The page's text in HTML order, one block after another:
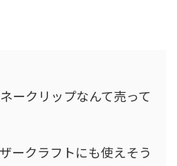
ークリップなんて売って
ークラフトにも使えそう